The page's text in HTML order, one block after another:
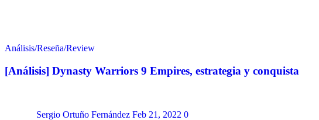
Análisis/Reseña/Review
[Análisis] Dynasty Warriors 9 Empires, estrategia y conquista
Sergio Ortuño Fernández Feb 21, 2022 0